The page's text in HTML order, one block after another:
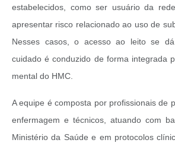
estabelecidos, como ser usuário da
apresentar risco relacionado ao uso de
Nesses casos, o acesso ao leito se
cuidado é conduzido de forma integrada
mental do HMC.
A equipe é composta por profissionais de
enfermagem e técnicos, atuando com
Ministério da Saúde e em protocolos